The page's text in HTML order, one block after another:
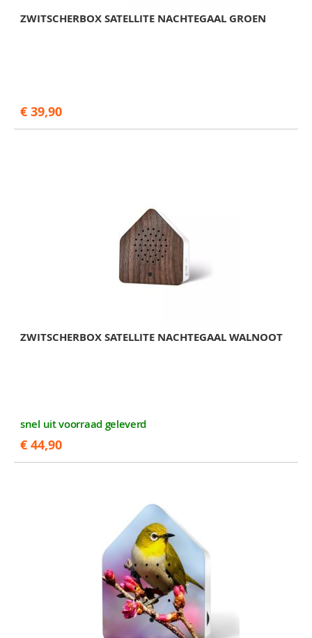
ZWITSCHERBOX SATELLITE NACHTEGAAL GROEN
€ 39,90
ZWITSCHERBOX SATELLITE NACHTEGAAL WALNOOT
snel uit voorraad geleverd
€ 44,90